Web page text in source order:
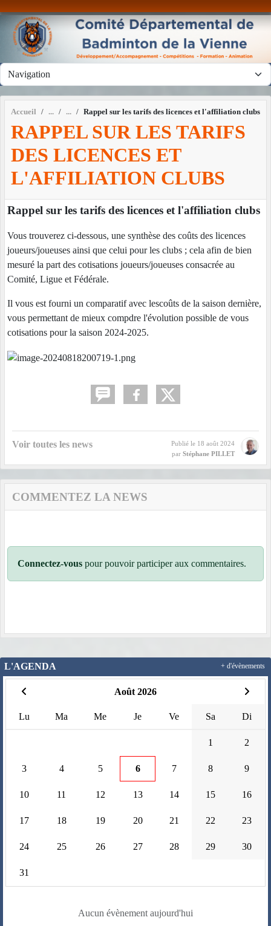
Accueil Rappel sur les tarifs des licences et l'affiliation clubs
RAPPEL SUR LES TARIFS
DES LICENCES ET
L'AFFILIATION CLUBS
Rappel sur les tarifs des licences et l'affiliation clubs
Vous trouverez ci-dessous, une synthèse des coûts des licences
joueurs/joueuses ainsi que celui pour les clubs ; cela afin de bien
mesuré la part des cotisations joueurs/joueuses consacrée au
Comité, Ligue et Fédérale.
Il vous est fourni un comparatif avec lescoûts de la saison dernière,
vous permettant de mieux compdre l'évolution possible de vous
cotisations pour la saison 2024-2025.
Voir toutes les news Publié le 18 août 2024
par Stéphane PILLET
COMMENTEZ LA NEWS
Connectez-vous pour pouvoir participer aux commentaires.
L'AGENDA
Août 2026
Lu Ma Me Je Ve Sa Di
1 2
3 4 5 6 7 8 9
10 11 12 13 14 15 16
17 18 19 20 21 22 23
24 25 26 27 28 29 30
31
Aucun évènement aujourd'hui
+ d'évènements